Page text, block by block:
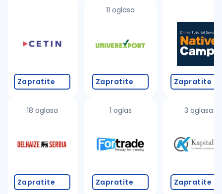
proverite pravopisne greške (koristite č, ć, š, đ,
promenite odabrane filtere pretrage
Zapratite
18 oglasa
Zapratite
11 oglasa
Zapratite
1 oglas
Zapratite
Zapratite
3 oglasa
Zapratite